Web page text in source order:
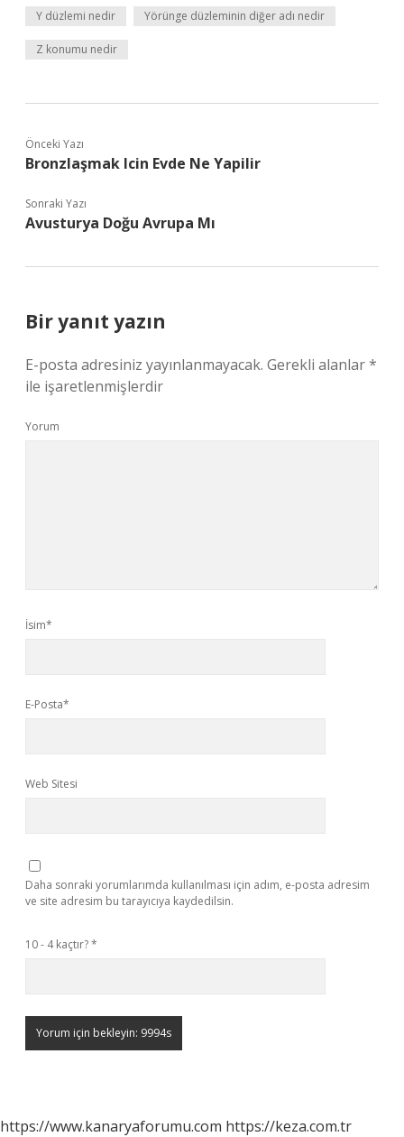
Y düzlemi nedir Yörünge düzleminin diğer adı nedir
Z konumu nedir
Önceki Yazı
Bronzlaşmak Icin Evde Ne Yapilir
Sonraki Yazı
Avusturya Doğu Avrupa Mı
Bir yanıt yazın
E-posta adresiniz yayınlanmayacak. Gerekli alanlar*
ile işaretlenmişlerdir
Yorum
İsim*
E-Posta*
Web Sitesi
Daha sonraki yorumlarımda kullanılması için adım, e-posta adresim
ve site adresim bu tarayıcıya kaydedilsin.
10 - 4 kaçtır?*
https://www.kanaryaforumu.com https://keza.com.tr